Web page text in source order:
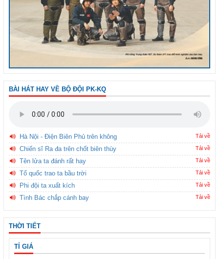
BÀI HÁT HAY VỀ BỘ ĐỘI PK-KQ
Hà Nội - Điện Biên Phủ trên không Tải về
Chiến sĩ Ra đa trên chốt biên thùy Tải về
Tên lửa ta đánh rất hay Tải về
Tổ quốc trao ta bầu trời Tải về
Phi đội ta xuất kích Tải về
Tình Bác chắp cánh bay Tải về
THỜI TIẾT
TỈ GIÁ